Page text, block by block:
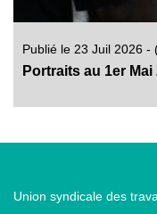
Publié le 23 Juil 2026 -
Portraits au 1er Mai
Union syndicale des